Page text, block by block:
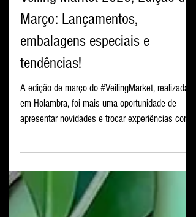
Veiling Market 2026, Edição de
embalagens especiais e
tendências!
apresentar novidades e trocar experiências com
profissionais do setor de flores e plantas
ornamentais. No stand da Terra Viva, os